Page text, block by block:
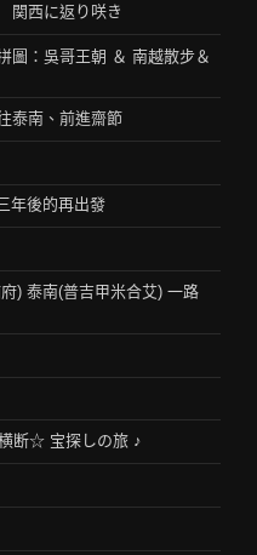
西に返り咲き
圖：吳哥王朝 ＆ 南越散步＆
泰南、前進齋節
年後的再出發
) 泰南(普吉甲米合艾) 一路
断☆ 宝探しの旅 ♪